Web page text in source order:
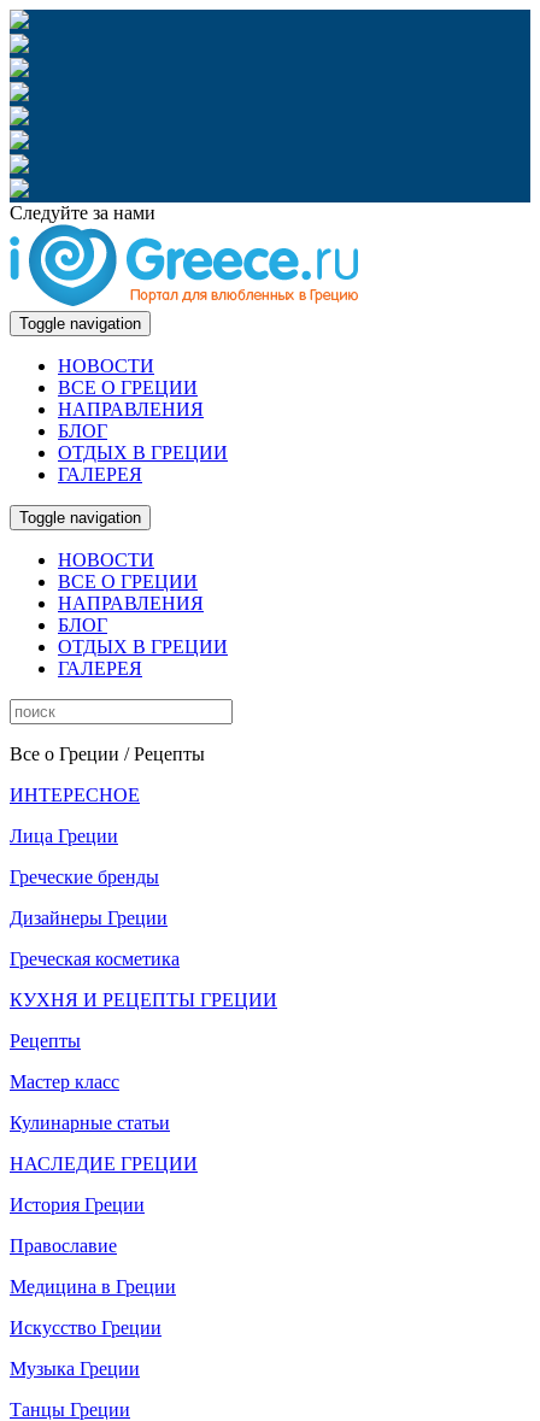
Следуйте за нами
Toggle navigation
НОВОСТИ
ВСЕ О ГРЕЦИИ
НАПРАВЛЕНИЯ
БЛОГ
ОТДЫХ В ГРЕЦИИ
ГАЛЕРЕЯ
Toggle navigation
НОВОСТИ
ВСЕ О ГРЕЦИИ
НАПРАВЛЕНИЯ
БЛОГ
ОТДЫХ В ГРЕЦИИ
ГАЛЕРЕЯ
Все о Греции / Рецепты
ИНТЕРЕСНОЕ
Лица Греции
Греческие бренды
Дизайнеры Греции
Греческая косметика
КУХНЯ И РЕЦЕПТЫ ГРЕЦИИ
Рецепты
Мастер класс
Кулинарные статьи
НАСЛЕДИЕ ГРЕЦИИ
История Греции
Православие
Медицина в Греции
Искусство Греции
Музыка Греции
Танцы Греции